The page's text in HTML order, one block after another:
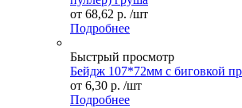
от 68,62 р. /шт
Подробнее
Быстрый просмотр
Бейдж 107*72мм с биговкой
от 6,30 р. /шт
Подробнее